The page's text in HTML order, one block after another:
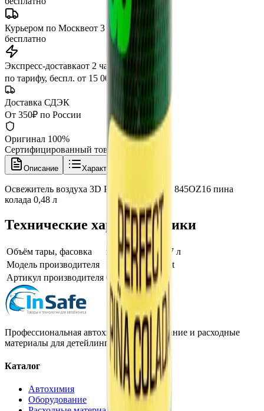
Курьером по Москвеот 3 часов
бесплатно
Экспресс-доставкаот 2 часов
по тарифу, беспл. от 15 000 ₽
Доставка СДЭК
От 350₽ по России
Оригинал 100%
Сертифицированный товар
Описание Характеристики
Освежитель воздуха 3D Pina Colada Scent 845OZ16 пина
колада 0,48 л
Технические характеристики
Объём тары, фасовка
пина колада 0,47 л
Модель производителя
Pina Colada Scent
Артикул производителя 020604
Профессиональная автохимия, оборудование и расходные
материалы для детейлинга.
Каталог
Автохимия
Оборудование